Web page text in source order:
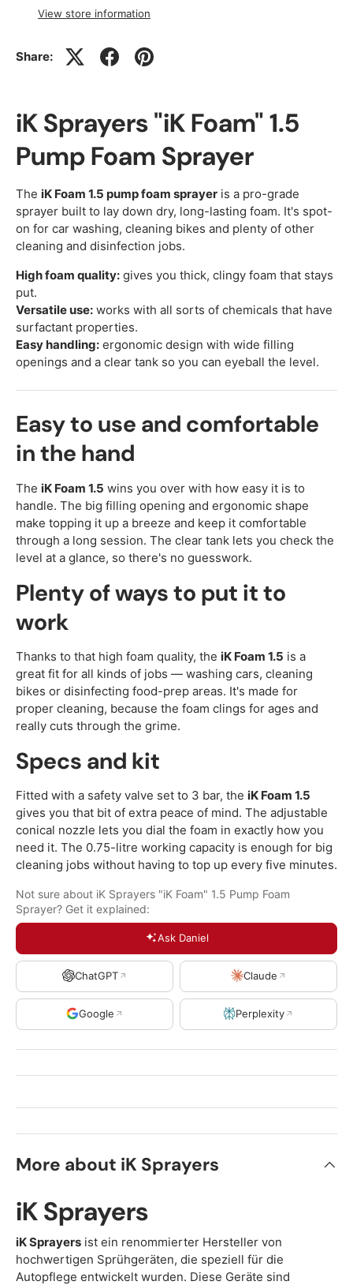
View store information
Share:
iK Sprayers "iK Foam" 1.5
Pump Foam Sprayer
The iK Foam 1.5 pump foam sprayer is a pro-grade
sprayer built to lay down dry, long-lasting foam. It's spot-
on for car washing, cleaning bikes and plenty of other
cleaning and disinfection jobs.
High foam quality: gives you thick, clingy foam that stays
put.
Versatile use: works with all sorts of chemicals that have
surfactant properties.
Easy handling: ergonomic design with wide filling
openings and a clear tank so you can eyeball the level.
Easy to use and comfortable
in the hand
The iK Foam 1.5 wins you over with how easy it is to
handle. The big filling opening and ergonomic shape
make topping it up a breeze and keep it comfortable
through a long session. The clear tank lets you check the
level at a glance, so there's no guesswork.
Plenty of ways to put it to
work
Thanks to that high foam quality, the iK Foam 1.5 is a
great fit for all kinds of jobs — washing cars, cleaning
bikes or disinfecting food-prep areas. It's made for
proper cleaning, because the foam clings for ages and
really cuts through the grime.
Specs and kit
Fitted with a safety valve set to 3 bar, the iK Foam 1.5
gives you that bit of extra peace of mind. The adjustable
conical nozzle lets you dial the foam in exactly how you
need it. The 0.75-litre working capacity is enough for big
cleaning jobs without having to top up every five minutes.
Not sure about iK Sprayers "iK Foam" 1.5 Pump Foam
Sprayer? Get it explained:
Ask Daniel
ChatGPT Claude
Google Perplexity
More about iK Sprayers
iK Sprayers
iK Sprayers ist ein renommierter Hersteller von
hochwertigen Sprühgeräten, die speziell für die
Autopflege entwickelt wurden. Diese Geräte sind